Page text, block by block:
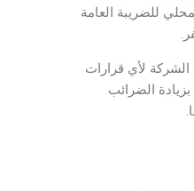
للضريبة العامة
لأي قرارات
الضرائب